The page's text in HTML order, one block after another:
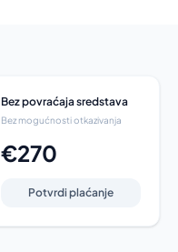
Bez povraćaja sredstava
Bez mogućnosti otkazivanja
€270
Potvrdi plaćanje